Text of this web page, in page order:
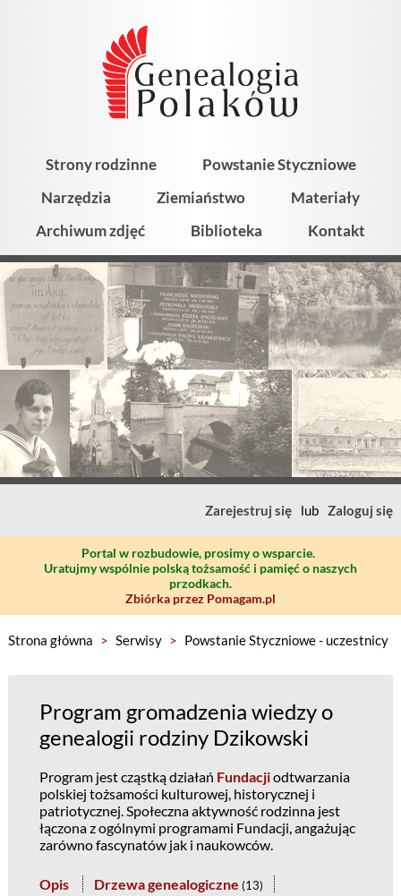
Strony rodzinne
Powstanie Styczniowe
Narzędzia
Ziemiaństwo
Materiały
Archiwum zdjęć
Biblioteka Kontakt
Zarejestruj się lub Zaloguj się
Portal w rozbudowie, prosimy o wsparcie.
Uratujmy wspólnie polską tożsamość i pamięć o naszych
przodkach.
Zbiórka przez Pomagam.pl
Strona główna > Serwisy > Powstanie Styczniowe - uczestnicy
Program gromadzenia wiedzy o
genealogii rodziny Dzikowski
Program jest cząstką działań Fundacjiodtwarzania
polskiej tożsamości kulturowej, historycznej i
patriotycznej. Społeczna aktywność rodzinna jest
łączona z ogólnymi programami Fundacji, angażując
zarówno fascynatów jak i naukowców.
Opis Drzewa genealogiczne (13)